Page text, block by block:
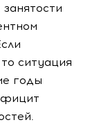
ситуация
годы